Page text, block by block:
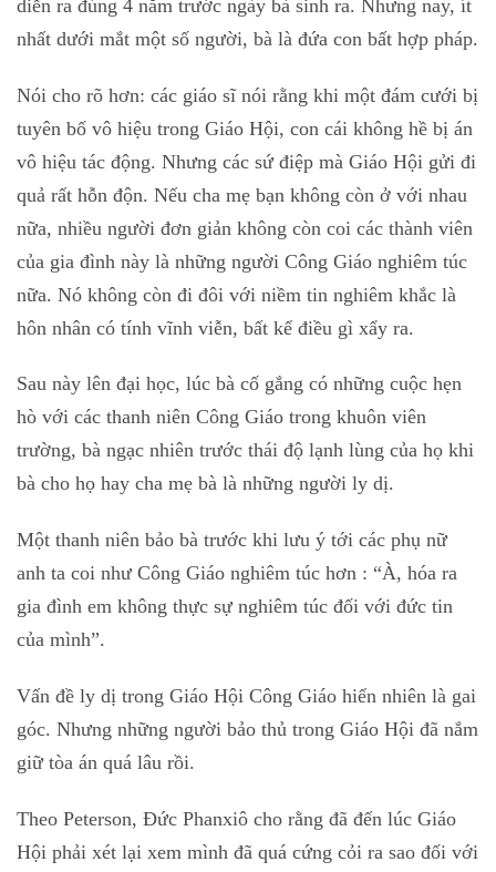
diễn ra đúng 4 năm trước ngày bà sinh ra. Nhưng nay, ít
nhất dưới mắt một số người, bà là đứa con bất hợp pháp.
Nói cho rõ hơn: các giáo sĩ nói rằng khi một đám cưới bị
tuyên bố vô hiệu trong Giáo Hội, con cái không hề bị án
vô hiệu tác động. Nhưng các sứ điệp mà Giáo Hội gửi đi
quả rất hỗn độn. Nếu cha mẹ bạn không còn ở với nhau
nữa, nhiều người đơn giản không còn coi các thành viên
của gia đình này là những người Công Giáo nghiêm túc
nữa. Nó không còn đi đôi với niềm tin nghiêm khắc là
hôn nhân có tính vĩnh viễn, bất kể điều gì xẩy ra.
Sau này lên đại học, lúc bà cố gắng có những cuộc hẹn
hò với các thanh niên Công Giáo trong khuôn viên
trường, bà ngạc nhiên trước thái độ lạnh lùng của họ khi
bà cho họ hay cha mẹ bà là những người ly dị.
Một thanh niên bảo bà trước khi lưu ý tới các phụ nữ
anh ta coi như Công Giáo nghiêm túc hơn : “À, hóa ra
gia đình em không thực sự nghiêm túc đối với đức tin
của mình”.
Vấn đề ly dị trong Giáo Hội Công Giáo hiển nhiên là gai
góc. Nhưng những người bảo thủ trong Giáo Hội đã nắm
giữ tòa án quá lâu rồi.
Theo Peterson, Đức Phanxiô cho rằng đã đến lúc Giáo
Hội phải xét lại xem mình đã quá cứng cỏi ra sao đối với